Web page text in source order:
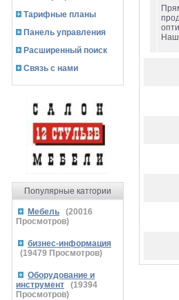
Тарифные планы
Панель управления
Расширенный поиск
Связь с нами
Популярные катгории
Мебель (20016
Просмотров)
бизнес-информация
(19479 Просмотров)
Оборудование и
инструмент
(19394
Просмотров)